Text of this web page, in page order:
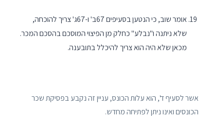
אומר שוב, כי הנטען בסעיפים 67ב' ו-67ג' צריך להוכחה,
שלא ניתנה ו"נבלע" כחלק מן הפיצוי המוסכם בהסכם המכר.
מכאן שלא היה הוא צריך להיכלל בתובענה.
אשר לסעיף ד', הוא עלות הכונס, עניין זה נקבע בפסיקת שכר
הכונסים ואינו ניתן לפתיחה מחדש.